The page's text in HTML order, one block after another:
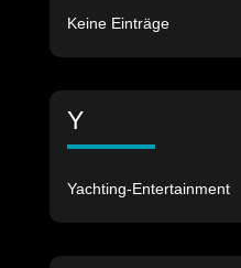
Keine Einträge
Y
Yachting-Entertainment